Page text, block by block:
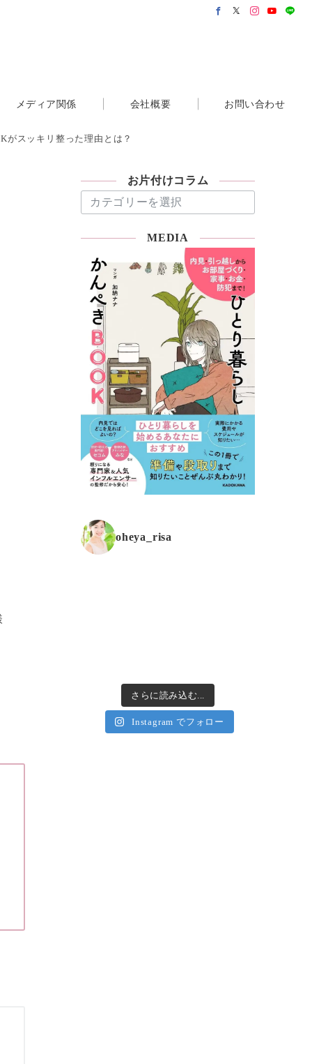
メディア関係 会社概要 お問い合わせ
がスッキリ整った理由とは？
お片付けコラム
片
ム
MEDIA
oheya_risa
さらに読み込む...
Instagram でフォロー